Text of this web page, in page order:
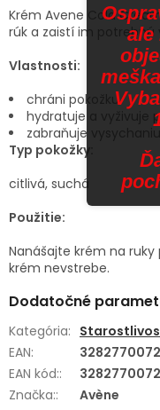
Krém Avene Cold
rúk a zaistí im potrebnú
Vlastnosti:
chráni pokožku
hydratuje a vyživuje
zabraňuje vysychaniu
Typ pokožky:
citlivá, suchá
Použitie:
Nanášajte krém na
krém nevstrebe.
Dodatočné
Kategória:
EAN:
EAN kód::
Značka:: Avène
ale